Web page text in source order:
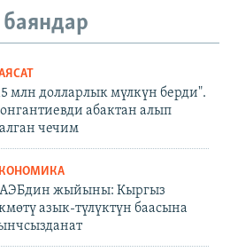
млн долларлык мүлкүн берди".
абактан алып
чечим
жыйыны: Кыргыз
азык-түлүктүн баасына